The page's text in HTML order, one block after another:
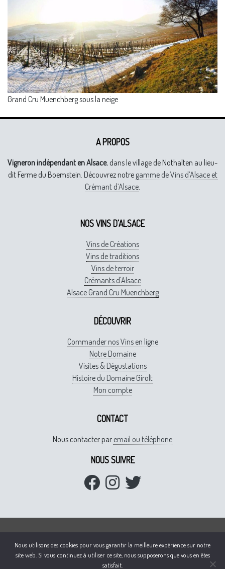
Grand Cru Muenchberg sous la neige
A PROPOS
Vigneron indépendant en Alsace, dans le village de Nothalten au lieu-
dit Ferme du Boemstein. Découvrez notre gamme de Vins d’Alsace et
Crémant d’Alsace.
NOS VINS D'ALSACE
Vins de Créations
Vins de traditions
Vins de terroir
Crémants d'Alsace
Alsace Grand Cru Muenchberg
DÉCOUVRIR
Commander nos Vins en ligne
Notre Domaine
Visites & Dégustations
Histoire du Domaine Girolt
Mon compte
CONTACT
Nous contacter par email ou téléphone
NOUS SUIVRE
L'abus d'alcool est dangereux pour la santé, a consommer avec
modération
Mentions légales
Conditions Générales de Ventes
Nous utilisons des cookies pour vous garantir la meilleure expérience sur notre
site web. Si vous continuez à utiliser ce site, nous supposerons que vous en êtes
satisfait.